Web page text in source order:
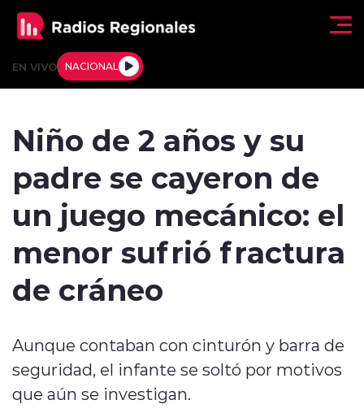
EN VIVO NACIONAL
Tendencias
Deportes
Internacional
Entrevistas
Niño de 2 años y su
padre se cayeron de
un juego mecánico: el
menor sufrió fractura
de cráneo
Aunque contaban con cinturón y barra de
seguridad, el infante se soltó por motivos
que aún se investigan.